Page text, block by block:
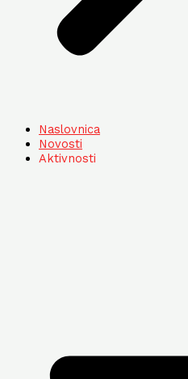
Naslovnica
Novosti
Aktivnosti